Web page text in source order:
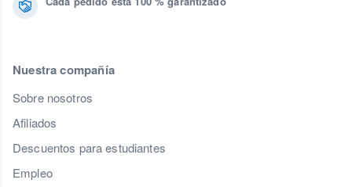
Nuestra compañía
Sobre nosotros
Afiliados
Descuentos para estudiantes
Empleo